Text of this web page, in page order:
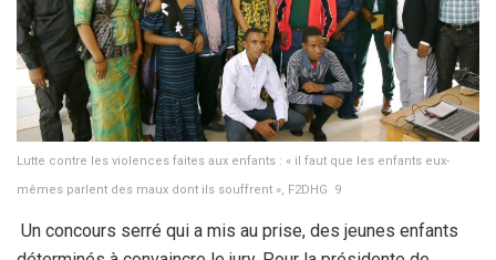
Lutte contre les violences faites aux enfants : « il faut que les enfants eux-
mêmes parlent des maux dont ils souffrent », F2DHG 9
Un concours serré qui a mis au prise, des jeunes enfants